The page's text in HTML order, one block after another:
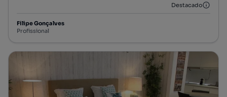
Destacado
Filipe Gonçalves
Profissional